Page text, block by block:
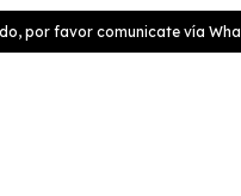
por favor comunicate vía